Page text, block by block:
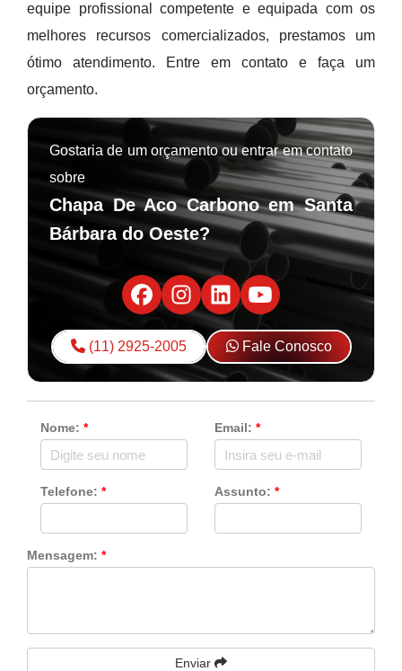
equipe profissional competente e equipada com os
melhores recursos comercializados, prestamos um
ótimo atendimento. Entre em contato e faça um
orçamento.
Gostaria de um orçamento ou entrar em contato
sobre
Chapa De Aco Carbono em Santa
Bárbara do Oeste?
(11) 2925-2005 Fale Conosco
Nome: * Email: *
Telefone: * Assunto: *
Mensagem: *
Enviar